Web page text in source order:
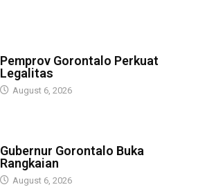
Pemprov Gorontalo Perkuat
Legalitas
August 6, 2026
Gubernur Gorontalo Buka
Rangkaian
August 6, 2026